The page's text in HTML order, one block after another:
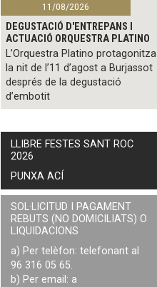
11/08/2026
DEGUSTACIÓ D'ENTREPANS I
ACTUACIÓ ORQUESTRA PLATINO
L’Orquestra Platino protagonitza
la nit de l’11 d’agost a Burjassot
després de la degustació
d’embotit
LLIBRE FESTES SANT ROC
2026
PUNXA ACÍ
SOL·LICITUD I PAGAMENT
REBUTS (NO DOMICILIATS) O
LIQUIDACIONS
a) Per telèfon: telefonant al
96 316 05 65.
b) Per email: a